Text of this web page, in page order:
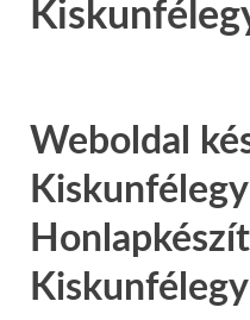
Weboldal